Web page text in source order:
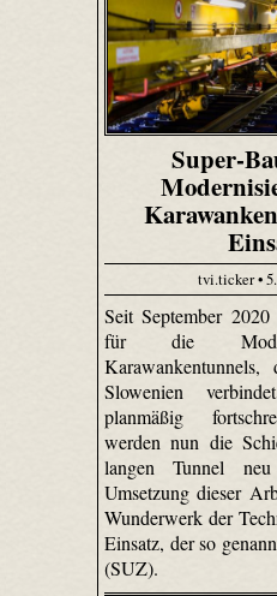
Super-
tvi.ticker •
Seit September
für die
Slowenien
planmäßig
werden nun die
langen Tunnel
Umsetzung dieser
Wunderwerk der
Einsatz, der so
(SUZ).